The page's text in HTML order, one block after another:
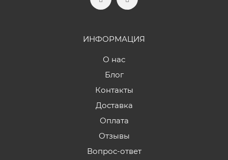
ИНФОРМАЦИЯ
О нас
Блог
Контакты
Доставка
Оплата
Отзывы
Вопрос-ответ